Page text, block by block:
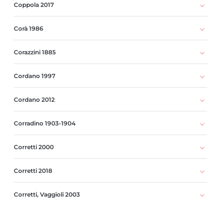
Coppola 2017
Corà 1986
Corazzini 1885
Cordano 1997
Cordano 2012
Corradino 1903-1904
Corretti 2000
Corretti 2018
Corretti, Vaggioli 2003